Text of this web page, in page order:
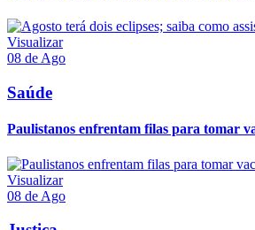
Visualizar
08 de Ago
Saúde
Paulistanos enfrentam filas para tomar
Visualizar
08 de Ago